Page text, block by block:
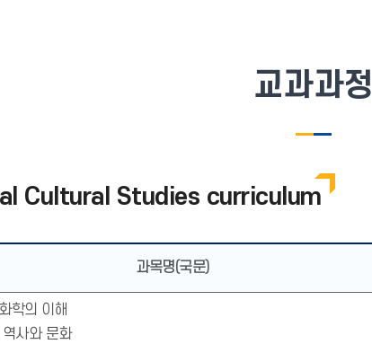
교과과정
Cultural Studies curriculum
과목명(국문)
학의 이해
사와 문화